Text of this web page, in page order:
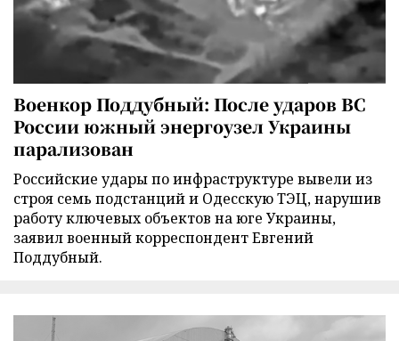
Военкор Поддубный: После ударов ВС
России южный энергоузел Украины
парализован
Российские удары по инфраструктуре вывели из
строя семь подстанций и Одесскую ТЭЦ, нарушив
работу ключевых объектов на юге Украины,
заявил военный корреспондент Евгений
Поддубный.